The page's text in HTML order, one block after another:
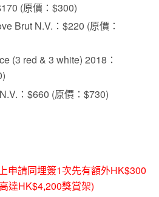
(原價：$300)
Brut N.V.：$220 (原價：
(3 red & 3 white) 2018：
：$660 (原價：$730)
申請同埋簽1次先有額外HK$300
達HK$4,200獎賞架)